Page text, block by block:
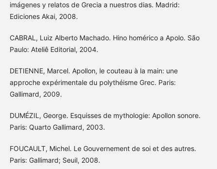
imágenes y relatos de Grecia a nuestros dias. Madrid:
Ediciones Akai, 2008.
CABRAL, Luiz Alberto Machado. Hino homérico a Apolo. São
Paulo: Ateliê Editorial, 2004.
DETIENNE, Marcel. Apollon, le couteau à la main: une
approche expérimentale du polythéisme Grec. Paris:
Gallimard, 2009.
DUMÉZIL, George. Esquisses de mythologie: Apollon sonore.
Paris: Quarto Gallimard, 2003.
FOUCAULT, Michel. Le Gouvernement de soi et des autres.
Paris: Gallimard; Seuil, 2008.